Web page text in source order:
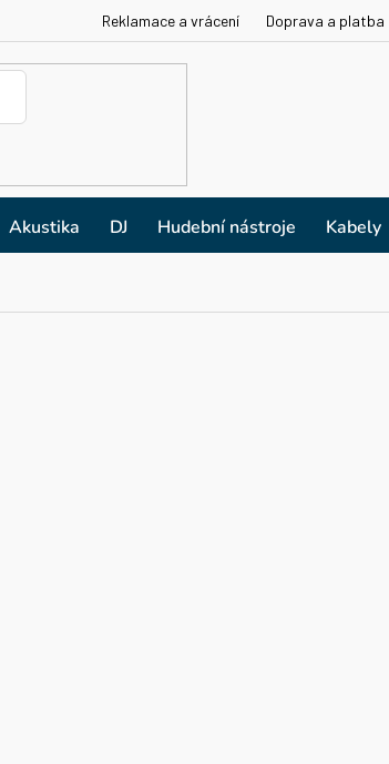
Reklamace a vrácení Doprava a platba
Akustika DJ Hudební nástroje Kabely